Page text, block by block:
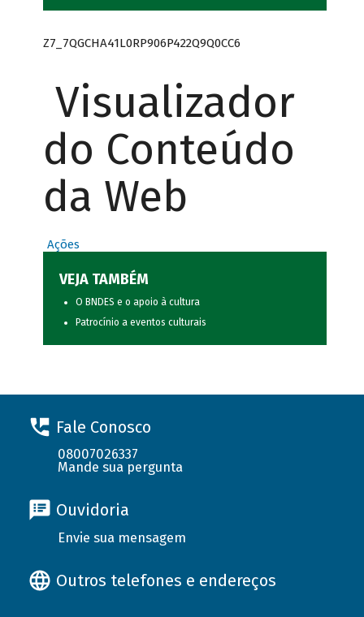
Z7_7QGCHA41L0RP906P422Q9Q0CC6
Visualizador
do Conteúdo
da Web
Ações
VEJA TAMBÉM
O BNDES e o apoio à cultura
Patrocínio a eventos culturais
Fale Conosco
08007026337
Mande sua pergunta
Ouvidoria
Envie sua mensagem
Outros telefones e endereços